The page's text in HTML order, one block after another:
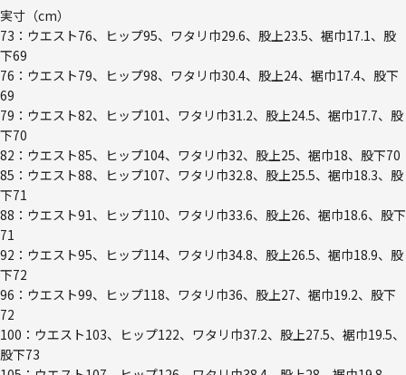
実寸（cm）
73：ウエスト76、ヒップ95、ワタリ巾29.6、股上23.5、裾巾17.1、股
下69
76：ウエスト79、ヒップ98、ワタリ巾30.4、股上24、裾巾17.4、股下
69
79：ウエスト82、ヒップ101、ワタリ巾31.2、股上24.5、裾巾17.7、股
下70
82：ウエスト85、ヒップ104、ワタリ巾32、股上25、裾巾18、股下70
85：ウエスト88、ヒップ107、ワタリ巾32.8、股上25.5、裾巾18.3、股
下71
88：ウエスト91、ヒップ110、ワタリ巾33.6、股上26、裾巾18.6、股下
71
92：ウエスト95、ヒップ114、ワタリ巾34.8、股上26.5、裾巾18.9、股
下72
96：ウエスト99、ヒップ118、ワタリ巾36、股上27、裾巾19.2、股下
72
100：ウエスト103、ヒップ122、ワタリ巾37.2、股上27.5、裾巾19.5、
股下73